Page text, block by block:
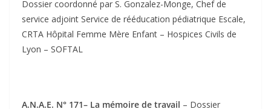
Dossier coordonné par S. Gonzalez-Monge, Chef de
service adjoint Service de rééducation pédiatrique Escale,
CRTA Hôpital Femme Mère Enfant – Hospices Civils de
Lyon – SOFTAL
A.N.A.E. N° 171– La mémoire de travail – Dossier